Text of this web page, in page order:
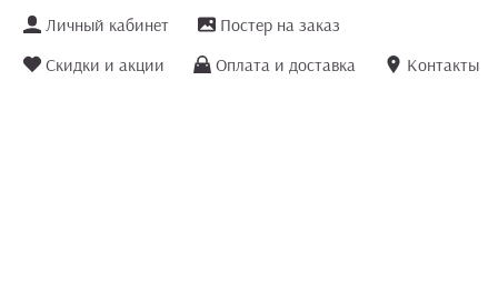
Личный кабинет
Постер на заказ
Скидки и акции
Оплата и доставка
Контакты